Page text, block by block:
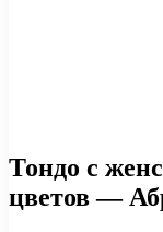
Тондо с
цветов —